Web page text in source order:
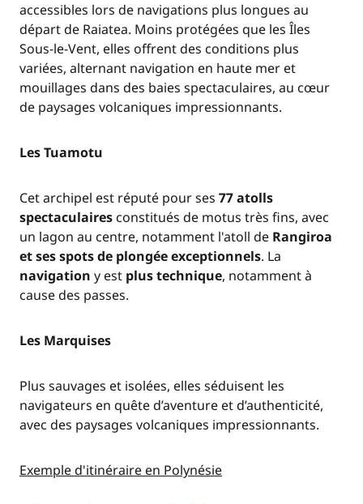
accessibles lors de navigations plus longues au
départ de Raiatea. Moins protégées que les Îles
Sous-le-Vent, elles offrent des conditions plus
variées, alternant navigation en haute mer et
mouillages dans des baies spectaculaires, au cœur
de paysages volcaniques impressionnants.
Les Tuamotu
Cet archipel est réputé pour ses 77 atolls
spectaculaires constitués de motus très fins, avec
un lagon au centre, notamment l'atoll de Rangiroa
et ses spots de plongée exceptionnels. La
navigation y est plus technique, notamment à
cause des passes.
Les Marquises
Plus sauvages et isolées, elles séduisent les
navigateurs en quête d’aventure et d’authenticité,
avec des paysages volcaniques impressionnants.
Exemple d'itinéraire en Polynésie